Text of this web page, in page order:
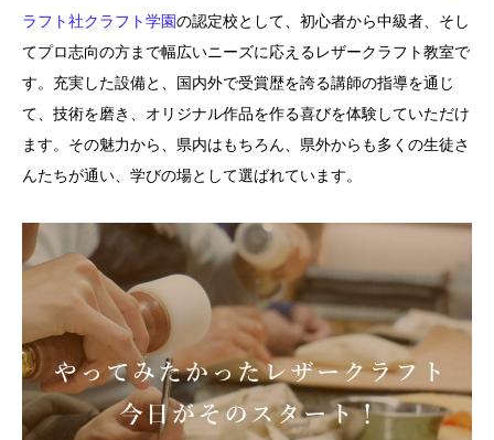
ラフト社クラフト学園の認定校として、初心者から中級者、そし
てプロ志向の方まで幅広いニーズに応えるレザークラフト教室で
す。充実した設備と、国内外で受賞歴を誇る講師の指導を通じ
て、技術を磨き、オリジナル作品を作る喜びを体験していただけ
ます。その魅力から、県内はもちろん、県外からも多くの生徒さ
んたちが通い、学びの場として選ばれています。